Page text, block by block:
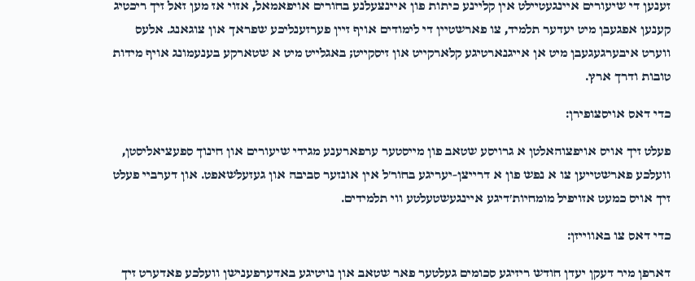
זענען די שיעורים איינגעטיילט אין קליינע כיתות פון איינצעלנע בחורים אויפאמאל, אזוי אז מען זאל זיך ריכטיג
קענען אפגעבן מיט יעדער תלמיד, צו פארשטיין די לימודים אויף זיין פערזענליכע שפראך און צוגאנג. אלעס
ווערט איבערגעגעבן מיט אן אייגנארטיגע קלארקייט און זיסקייט; באגלייט מיט א שטארקע בענעמונג אויף מידות
טובות ודרך ארץ.
כדי דאס אויסצופירן:
פעלט זיך אויס אויפצוהאלטן א גרויסע שטאב פון מייסטער ערפארענע מגידי שיעורים און חינוך ספעציאליסטן,
וועלכע פארשטייען צו א נפש פון א דרייצן-יעריגע בחור׳ל אין אונזער סביבה און געזעלשאפט. און דערביי פעלט
זיך אויס כמעט אזויפיל מומחיות׳דיגע איינגעשטעלטע ווי תלמידים.
כדי דאס צו באווייזן:
דארפן מיר דעקן יעדן חודש ריזיגע סכומים געלטער פאר שטאב און נויטיגע באדערפענישן וועלכע פאדערט זיך